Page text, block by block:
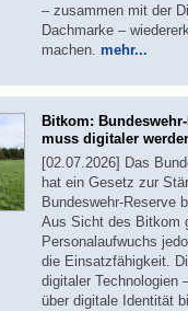
– zusammen mit der
Dachmarke –
machen. mehr...
Bitkom:
muss digitaler
[02.07.2026] Das
hat ein Gesetz zur
Bundeswehr-Reserve
Aus Sicht des Bitkom
Personalaufwuchs
die Einsatzfähigkeit.
digitaler Technologien
über digitale Identität